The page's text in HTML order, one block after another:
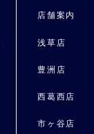
店舗案内
浅草店
豊洲店
⻄葛⻄店
市ヶ谷店